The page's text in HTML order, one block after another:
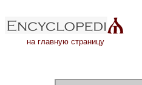
на главную страницу